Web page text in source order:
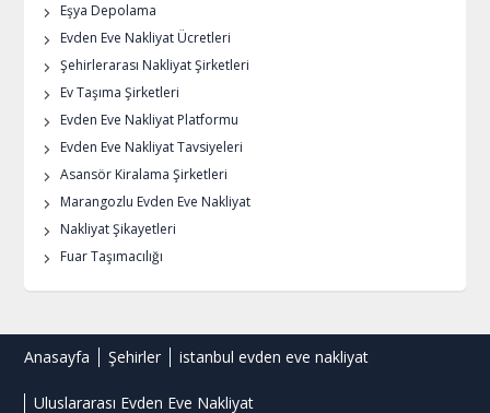
Eşya Depolama
Evden Eve Nakliyat Ücretleri
Şehirlerarası Nakliyat Şirketleri
Ev Taşıma Şirketleri
Evden Eve Nakliyat Platformu
Evden Eve Nakliyat Tavsiyeleri
Asansör Kiralama Şirketleri
Marangozlu Evden Eve Nakliyat
Nakliyat Şikayetleri
Fuar Taşımacılığı
Anasayfa Şehirler istanbul evden eve nakliyat
Uluslararası Evden Eve Nakliyat